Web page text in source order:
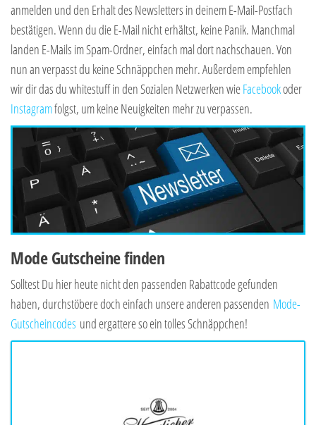
anmelden und den Erhalt des Newsletters in deinem E-Mail-Postfach
bestätigen. Wenn du die E-Mail nicht erhältst, keine Panik. Manchmal
landen E-Mails im Spam-Ordner, einfach mal dort nachschauen. Von
nun an verpasst du keine Schnäppchen mehr. Außerdem empfehlen
wir dir das du whitestuff in den Sozialen Netzwerken wieFacebookoder
Instagramfolgst, um keine Neuigkeiten mehr zu verpassen.
Mode Gutscheine finden
Solltest Du hier heute nicht den passenden Rabattcode gefunden
haben, durchstöbere doch einfach unsere anderen passenden Mode-
Gutscheincodes und ergattere so ein tolles Schnäppchen!